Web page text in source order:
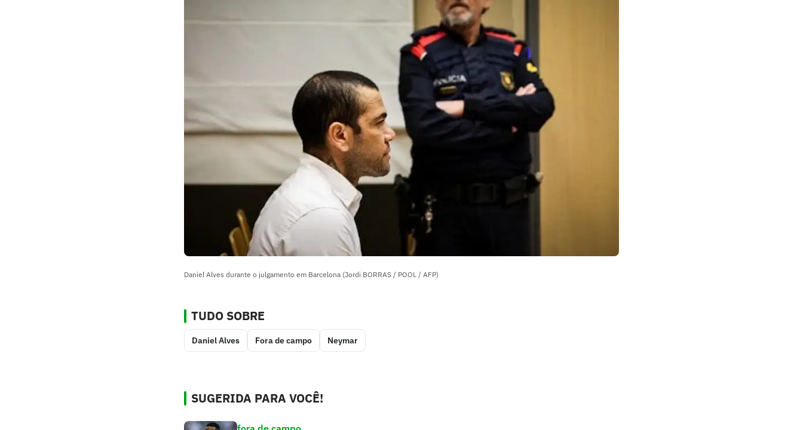
Daniel Alves durante o julgamento em Barcelona (Jordi BORRAS / POOL / AFP)
TUDO SOBRE
Daniel Alves Fora de campo Neymar
SUGERIDA PARA VOCÊ!